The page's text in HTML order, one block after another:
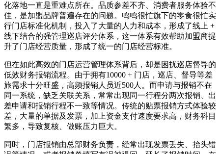
化落地一直是重难点所在。品质参差不齐、消费者服务体验不
佳，是加盟品牌普遍存在的问题。鸣鸣很忙旗下的零食很忙实
行门店标准化机制，投入了大量的人力和成本，形成了线上 +
线下结合的强管理巡店评分体系，这一体系有效帮助加盟商提
升了门店经营质量，形成了统一的门店经营标准。
但在如此高效的门店运营管理体系背后，却是困扰巡店督导的
低效财务报销流程。由于拥有10000 + 门店，巡店、督导等差
旅需求十分旺盛，高频报销人员近500人。而申请与报销不在
同一系统，缺乏关联关系，常常出现同一行程分两次报销、出
差申请和报销行程不一致等情况。传统的贴票报销方式体验较
差，大量的单据及发票，加上资金支付速度要求高，财务科目
繁多，导致复核、做账压力巨大。
同时，门店报销由总部财务负责，经常出现发票丢失、抬头错